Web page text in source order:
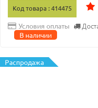
Код товара : 414475
Условия оплаты
В наличии
Распродажа